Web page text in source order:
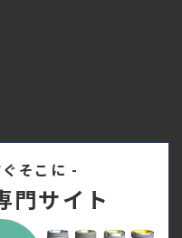
そこに -
門サイト